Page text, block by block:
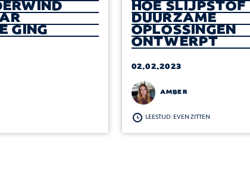
GING
HOE SLIJPSTOF
DUURZAME
OPLOSSINGEN
ONTWERPT
02.02.2023
AMBER
LEESTIJD: EVEN ZITTEN